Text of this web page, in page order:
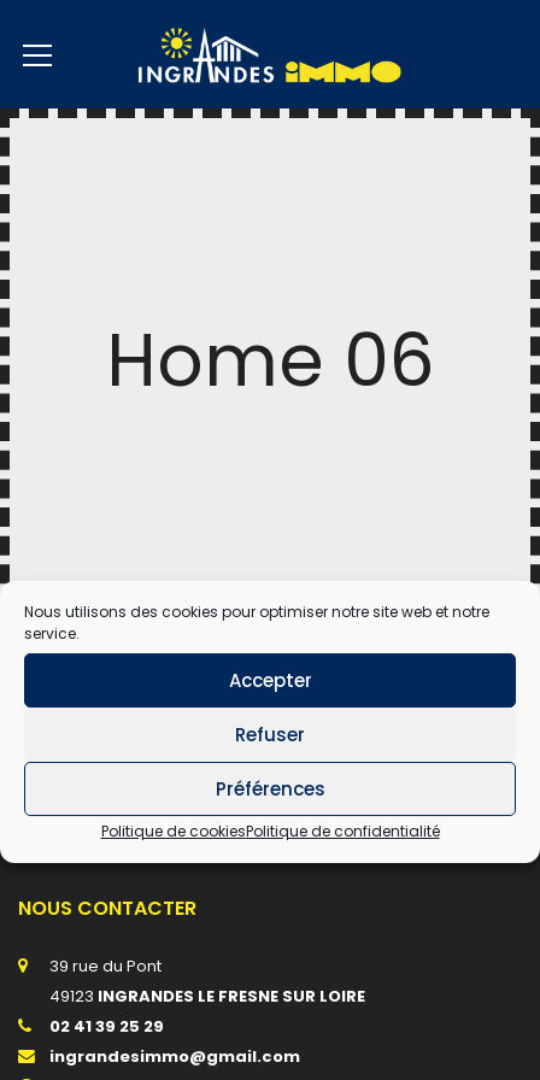
Nous utilisons des cookies pour optimiser notre site web et notre
service.
Accepter
Refuser
Préférences
Politique de cookiesPolitique de confidentialité
Home 06
ABOUT US
Set of vectors. Or to use on the desktop, install
FontAwesome.otf, set it as the font in your
application, and copy and paste the icons
NOUS CONTACTER
39 rue du Pont
49123 INGRANDES LE FRESNE SUR LOIRE
02 41 39 25 29
ingrandesimmo@gmail.com